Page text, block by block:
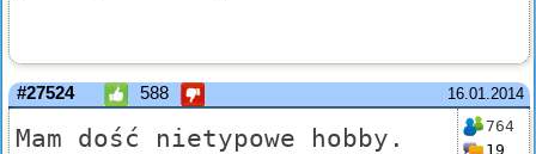
16.01.2014
#27524 588
764
19
Mam dość nietypowe hobby.